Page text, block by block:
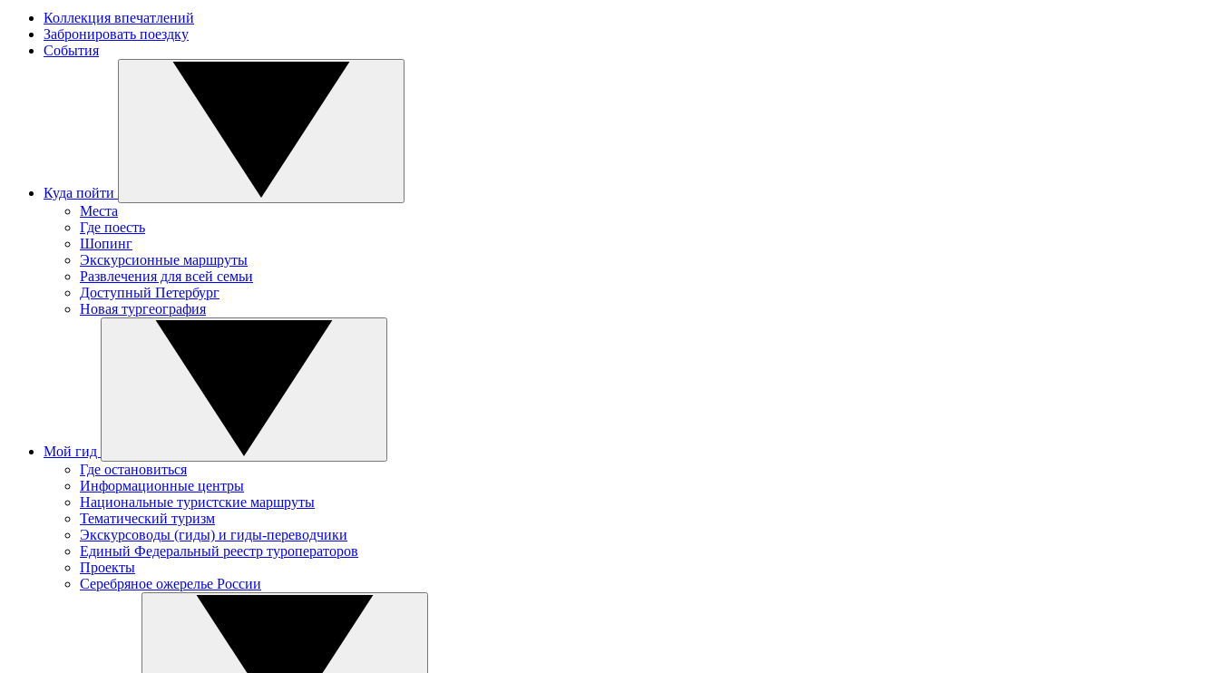
Коллекция впечатлений
Забронировать поездку
События
Куда пойти
Места
Где поесть
Шопинг
Экскурсионные маршруты
Развлечения для всей семьи
Доступный Петербург
Новая тургеография
Мой гид
Где остановиться
Информационные центры
Национальные туристские маршруты
Тематический туризм
Экскурсоводы (гиды) и гиды-переводчики
Единый Федеральный реестр туроператоров
Проекты
Серебряное ожерелье России